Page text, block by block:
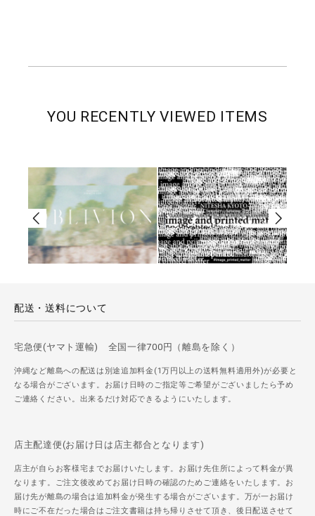
YOU RECENTLY VIEWED ITEMS
配送・送料について
宅急便(ヤマト運輸) 全国一律700円（離島を除く）
沖縄など離島への配送は別途追加料金(1万円以上の送料無料適用外)が必要と
なる場合がございます。お届け日時のご指定等ご希望がございましたら予め
ご連絡ください。出来るだけ対応できるようにいたします。
店主配達便(お届け日は店主都合となります)
店主が自らお客様宅までお届けいたします。お届け先住所によって料金が異
なります。ご注文後改めてお届け日時の確認のためご連絡をいたします。お
届け先が離島の場合は追加料金が発生する場合がございます。万が一お届け
時にご不在だった場合はご注文書籍は持ち帰りさせて頂き、後日配送させて